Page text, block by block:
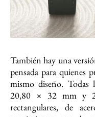
También hay una
pensada para quienes
mismo diseño. Todas
20,80 × 32 mm y
rectangulares, de